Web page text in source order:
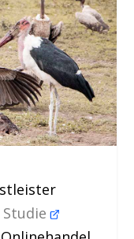
Studie